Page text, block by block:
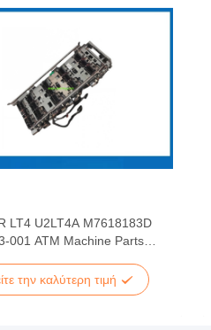
LT4 U2LT4A M7618183D
001 ATM Machine Parts
την καλύτερη τιμή